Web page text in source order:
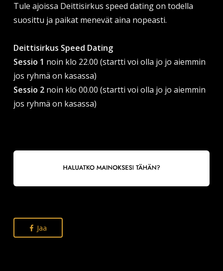
Tule ajoissa Deittisirkus speed dating on todella
suosittu ja paikat menevät aina nopeasti.
Deittisirkus Speed Dating
Sessio 1 noin klo 22.00 (startti voi olla jo jo aiemmin
jos ryhmä on kasassa)
Sessio 2 noin klo 00.00 (startti voi olla jo jo aiemmin
jos ryhmä on kasassa)
Jaa